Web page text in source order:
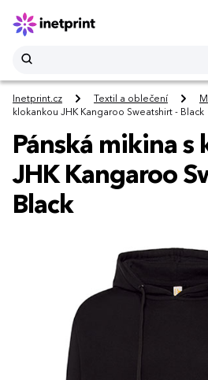
Inetprint.cz Textil a oblečení
klokankou JHK Kangaroo Sweatshirt - Black
Pánská mikina s
JHK Kangaroo
Black